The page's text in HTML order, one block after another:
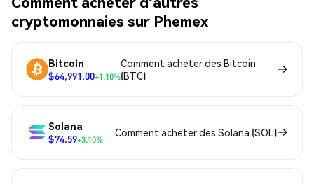
cryptomonnaies sur Phemex
Bitcoin
$64,991.00+1.10%
Comment acheter des Bitcoin
(BTC)
Solana
$74.59+3.10%
Comment acheter des Solana (SOL)